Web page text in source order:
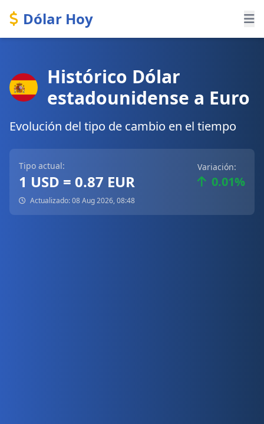
Dólar Hoy
Histórico Dólar
estadounidense a Euro
Evolución del tipo de cambio en el tiempo
Tipo actual:
1 USD = 0.87 EUR
Variación:
0.01%
Actualizado: 08 Aug 2026, 08:48